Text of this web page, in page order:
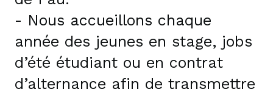
- Nous accueillons chaque
année des jeunes en stage, jobs
d’été étudiant ou en contrat
d’alternance afin de transmettre